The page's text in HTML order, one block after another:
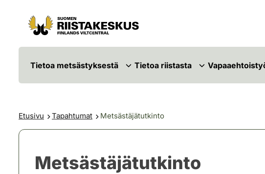
Siirry sisältöön
Siirry sivustokarttaan
Tietoa metsästyksestä Tietoa riistasta
Etusivu Tapahtumat Metsästäjätutkinto
Metsästäjätutkinto